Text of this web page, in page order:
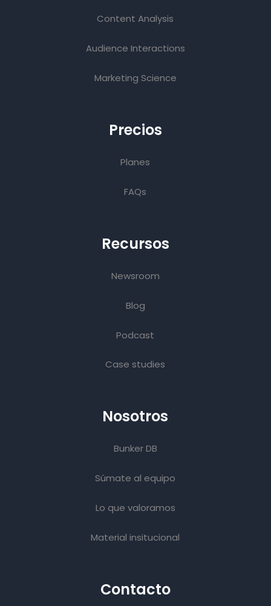
Content Analysis
Audience Interactions
Marketing Science
Precios
Planes
FAQs
Recursos
Newsroom
Blog
Podcast
Case studies
Nosotros
Bunker DB
Súmate al equipo
Lo que valoramos
Material insitucional
Contacto